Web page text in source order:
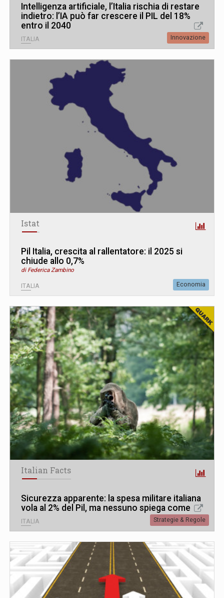
Intelligenza artificiale, l’Italia rischia di restare
indietro: l’IA può far crescere il PIL del 18%
entro il 2040
ITALIA Innovazione
Istat
Pil Italia, crescita al rallentatore: il 2025 si
chiude allo 0,7%
di Federica Zambino
ITALIA Economia
Italian Facts
Sicurezza apparente: la spesa militare italiana
vola al 2% del Pil, ma nessuno spiega come
ITALIA Strategie & Regole